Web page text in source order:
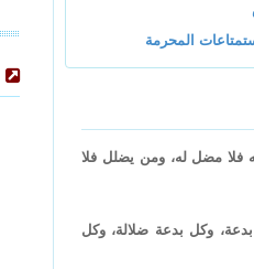
المحرمة
فلا مضل له، ومن يضلل فلا
وكل بدعة ضلالة، وكل